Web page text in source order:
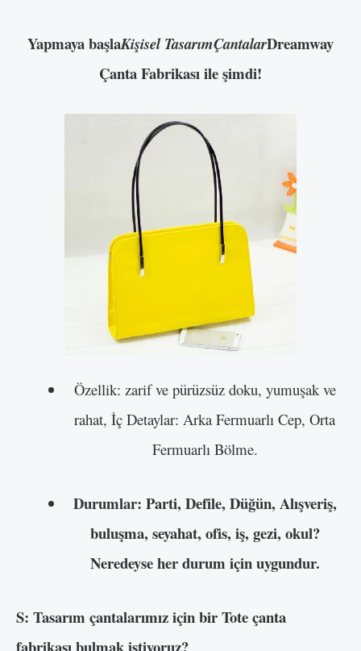
Yapmaya başlaKişisel TasarımÇantalarDreamway
Çanta Fabrikası ile şimdi!
Özellik: zarif ve pürüzsüz doku, yumuşak ve
rahat, İç Detaylar: Arka Fermuarlı Cep, Orta
Fermuarlı Bölme.
Durumlar: Parti, Defile, Düğün, Alışveriş,
buluşma, seyahat, ofis, iş, gezi, okul?
Neredeyse her durum için uygundur.
S: Tasarım çantalarımız için bir Tote çanta